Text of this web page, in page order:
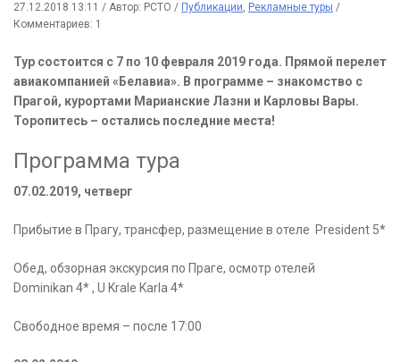
27.12.2018 13:11 / Автор: РСТО / Публикации, Рекламные туры /
Комментариев: 1
Тур состоится с 7 по 10 февраля 2019 года. Прямой перелет
авиакомпанией «Белавиа». В программе – знакомство с
Прагой, курортами Марианские Лазни и Карловы Вары.
Торопитесь – остались последние места!
Программа тура
07.02.2019, четверг
Прибытие в Прагу, трансфер, размещение в отеле President 5*
Обед, обзорная экскурсия по Праге, осмотр отелей
Dominikan 4* , U Krale Karla 4*
Свободное время – после 17:00